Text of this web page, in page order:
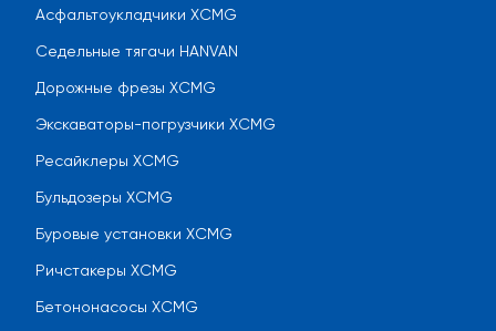
Асфальтоукладчики XCMG
Седельные тягачи HANVAN
Дорожные фрезы XCMG
Экскаваторы-погрузчики XCMG
Ресайклеры XCMG
Бульдозеры XCMG
Буровые установки XCMG
Ричстакеры XCMG
Бетононасосы XCMG